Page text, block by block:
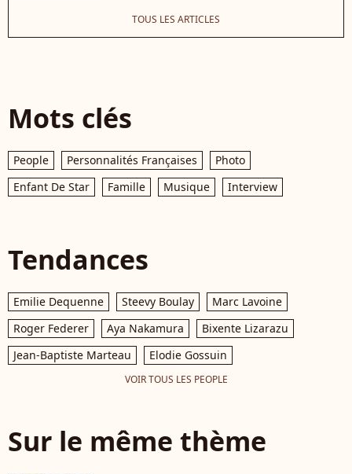
TOUS LES ARTICLES
Mots clés
People Personnalités Françaises
Photo
Enfant De Star
Famille Musique Interview
Tendances
Emilie Dequenne Steevy Boulay
Marc Lavoine
Roger Federer
Aya Nakamura
Bixente Lizarazu
Jean-Baptiste Marteau
Elodie Gossuin
VOIR TOUS LES PEOPLE
Sur le même thème